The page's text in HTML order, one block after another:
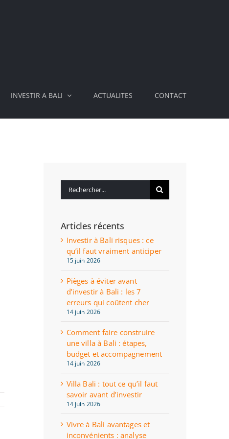
INVESTIR A BALI ACTUALITES CONTACT
Rechercher:
Articles récents
Investir à Bali risques : ce
qu’il faut vraiment anticiper
15 juin 2026
Pièges à éviter avant
d’investir à Bali : les 7
erreurs qui coûtent cher
14 juin 2026
Comment faire construire
une villa à Bali : étapes,
budget et accompagnement
14 juin 2026
Villa Bali : tout ce qu’il faut
savoir avant d’investir
14 juin 2026
Vivre à Bali avantages et
inconvénients : analyse